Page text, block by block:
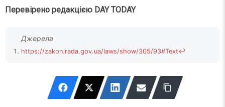
Перевірено редакцією DAY TODAY
https://zakon.rada.gov.ua/laws/show/305/93#Text↩